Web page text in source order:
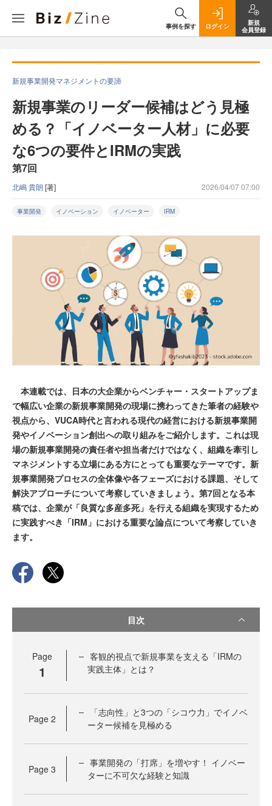
事例を探す ログイン
新規
会員登録
新規事業開発マネジメントの要諦
新規事業のリーダー候補はどう見極
める？「イノベーター人材」に必要
な6つの要件とIRMの実践
第7回
北嶋 貴朗 [著] 2026/04/07 07:00
事業開発 イノベーション イノベーター IRM
本連載では、日本の大企業からベンチャー・スタートアップま
で幅広い企業の新規事業開発の現場に携わってきた筆者の経験や
視点から、VUCA時代と言われる現代の経営における新規事業開
発やイノベーション創出への取り組みをご紹介します。これは現
場の新規事業開発の責任者や担当者だけではなく、組織を牽引し
マネジメントする立場にある方にとっても重要なテーマです。新
規事業開発プロセスの全体像や各フェーズにおける課題、そして
解決アプローチについて考察していきましょう。第7回となる本
稿では、企業が「良質な多産多死」を行える組織を実現するため
に実践すべき「IRM」における重要な論点について考察していき
ます。
目次
Page
1
客観的視点で新規事業を支える「IRMの
実践主体」とは？
Page 2
「志向性」と3つの「シコウ力」でイノベ
ーター候補を見極める
Page 3
事業開発の「打席」を増やす！ イノベー
ターに不可欠な経験と知識